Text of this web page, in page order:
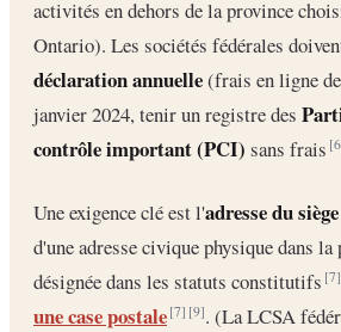
activités en dehors de la province
Ontario). Les sociétés fédérales
déclaration annuelle(frais en ligne
janvier 2024, tenir un registre des
contrôle important (PCI) sans frais
Une exigence clé est l'adresse du
d'une adresse civique physique dans la
désignée dans les statuts constitutifs[7]
une case postale [7] [9]. (La LCSA